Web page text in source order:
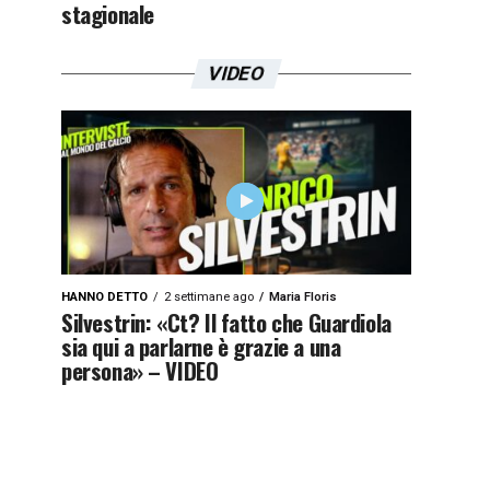
stagionale
VIDEO
HANNO DETTO 2 settimane ago Maria Floris
Silvestrin: «Ct? Il fatto che Guardiola
sia qui a parlarne è grazie a una
persona» – VIDEO